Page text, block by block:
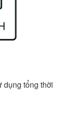
dụng tổng thời